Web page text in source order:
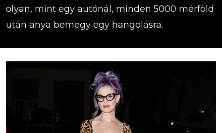
olyan, mint egy autónál, minden 5000 mérföld
után anya bemegy egy hangolásra.